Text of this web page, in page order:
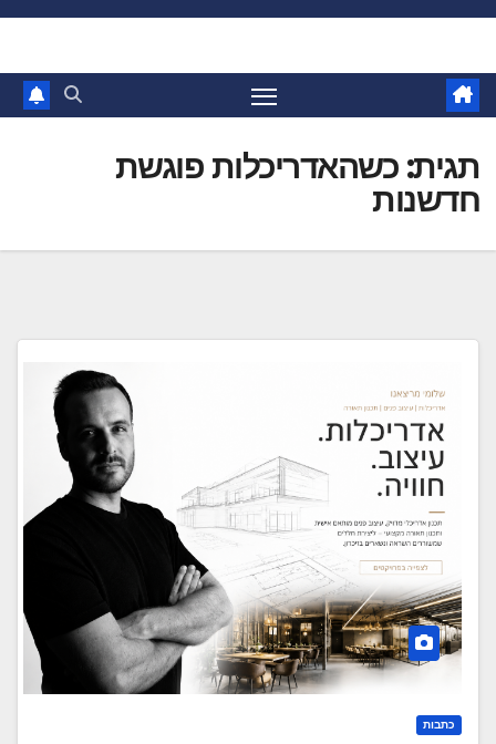
Skip
content
תגית: כשהאדריכלות פוגשת
חדשנות
כתבות